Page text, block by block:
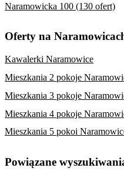
Naramowicka 100 (130 ofert)
Oferty na
Kawalerki Naramowice
Mieszkania 2 pokoje
Mieszkania 3 pokoje
Mieszkania 4 pokoje
Mieszkania 5 pokoi
Powiązane